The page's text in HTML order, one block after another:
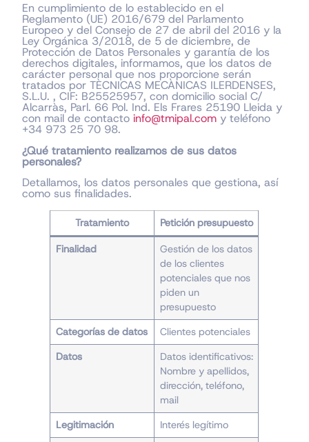
En cumplimiento de lo establecido en el
Reglamento (UE) 2016/679 del Parlamento
Europeo y del Consejo de 27 de abril del 2016 y la
Ley Orgánica 3/2018, de 5 de diciembre, de
Protección de Datos Personales y garantía de los
derechos digitales, informamos, que los datos de
carácter personal que nos proporcione serán
tratados por TÈCNICAS MECÀNICAS ILERDENSES,
S.L.U. , CIF: B25525957, con domicilio social C/
Alcarràs, Parl. 66 Pol. Ind. Els Frares 25190 Lleida y
con mail de contactoinfo@tmipal.com y teléfono
+34 973 25 70 98.
¿Qué tratamiento realizamos de sus datos
personales?
Detallamos, los datos personales que gestiona, así
como sus finalidades.
Tratamiento
Petición presupuesto
Finalidad
Gestión de los datos
de los clientes
potenciales que nos
piden un
presupuesto
Categorías de datos
Clientes potenciales
Datos
Datos identificativos:
Nombre y apellidos,
dirección, teléfono,
mail
Legitimación
Interés legítimo